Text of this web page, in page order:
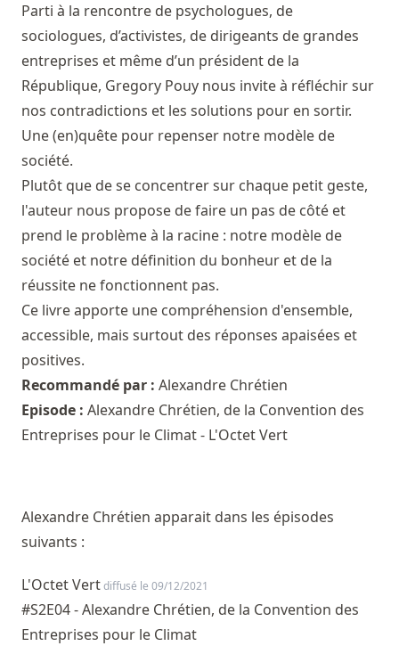
Parti à la rencontre de psychologues, de
sociologues, d’activistes, de dirigeants de grandes
entreprises et même d’un président de la
République, Gregory Pouy nous invite à réfléchir sur
nos contradictions et les solutions pour en sortir.
Une (en)quête pour repenser notre modèle de
société.
Plutôt que de se concentrer sur chaque petit geste,
l'auteur nous propose de faire un pas de côté et
prend le problème à la racine : notre modèle de
société et notre définition du bonheur et de la
réussite ne fonctionnent pas.
Ce livre apporte une compréhension d'ensemble,
accessible, mais surtout des réponses apaisées et
positives.
Recommandé par : Alexandre Chrétien
Episode : Alexandre Chrétien, de la Convention des
Entreprises pour le Climat - L'Octet Vert
Alexandre Chrétien apparait dans les épisodes
suivants :
L'Octet Vertdiffusé le 09/12/2021
#S2E04 - Alexandre Chrétien, de la Convention des
Entreprises pour le Climat